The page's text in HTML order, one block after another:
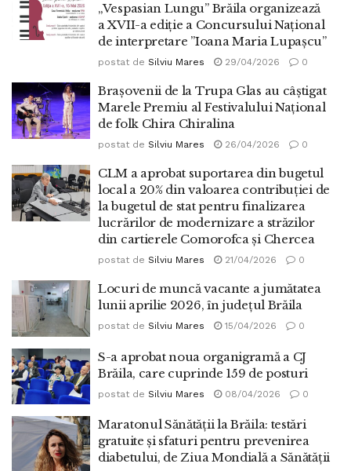
„Vespasian Lungu” Brăila organizează
a XVII-a ediție a Concursului Național
de interpretare ”Ioana Maria Lupașcu”
postat de Silviu Mares 29/04/2026 0
Brașovenii de la Trupa Glas au câștigat
Marele Premiu al Festivalului Naţional
de folk Chira Chiralina
postat de Silviu Mares 26/04/2026 0
CLM a aprobat suportarea din bugetul
local a 20% din valoarea contribuției de
la bugetul de stat pentru finalizarea
lucrărilor de modernizare a străzilor
din cartierele Comorofca și Chercea
postat de Silviu Mares 21/04/2026 0
Locuri de muncă vacante a jumătatea
lunii aprilie 2026, în județul Brăila
postat de Silviu Mares 15/04/2026 0
S-a aprobat noua organigramă a CJ
Brăila, care cuprinde 159 de posturi
postat de Silviu Mares 08/04/2026 0
Maratonul Sănătății la Brăila: testări
gratuite și sfaturi pentru prevenirea
diabetului, de Ziua Mondială a Sănătății